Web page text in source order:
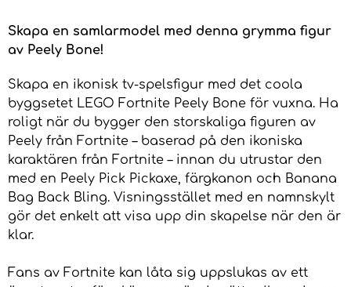
Skapa en samlarmodel med denna grymma figur
av Peely Bone!
Skapa en ikonisk tv-spelsfigur med det coola
byggsetet LEGO Fortnite Peely Bone för vuxna. Ha
roligt när du bygger den storskaliga figuren av
Peely från Fortnite – baserad på den ikoniska
karaktären från Fortnite – innan du utrustar den
med en Peely Pick Pickaxe, färgkanon och Banana
Bag Back Bling. Visningsstället med en namnskylt
gör det enkelt att visa upp din skapelse när den är
klar.
Fans av Fortnite kan låta sig uppslukas av ett